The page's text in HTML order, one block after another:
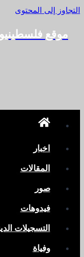
التجاوز إلى المحتوى
موقع
اخبار
المقالات
صور
فيدوهات
التسجيلات
وفياة